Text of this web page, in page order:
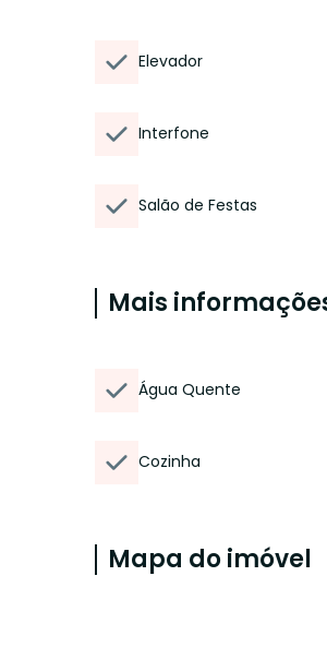
Elevador
Interfone
Salão de Festas
Mais
Água Quente
Cozinha
Mapa do imóvel